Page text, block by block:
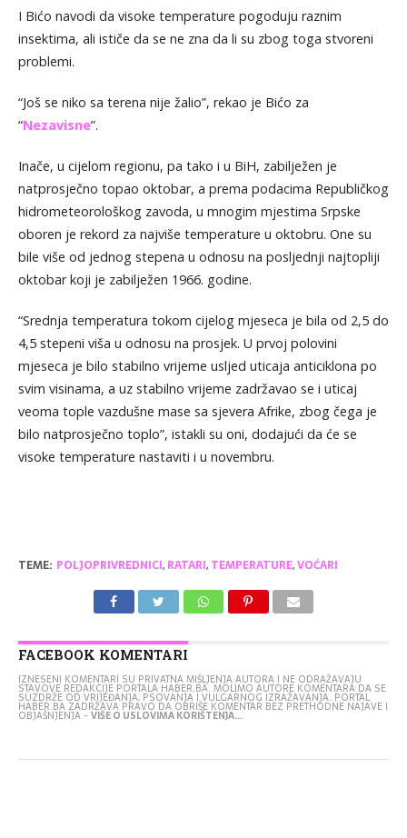
I Bićo navodi da visoke temperature pogoduju raznim
insektima, ali ističe da se ne zna da li su zbog toga stvoreni
problemi.
“Još se niko sa terena nije žalio”, rekao je Bićo za
“Nezavisne”.
Inače, u cijelom regionu, pa tako i u BiH, zabilježen je
natprosječno topao oktobar, a prema podacima Republičkog
hidrometeorološkog zavoda, u mnogim mjestima Srpske
oboren je rekord za najviše temperature u oktobru. One su
bile više od jednog stepena u odnosu na posljednji najtopliji
oktobar koji je zabilježen 1966. godine.
“Srednja temperatura tokom cijelog mjeseca je bila od 2,5 do
4,5 stepeni viša u odnosu na prosjek. U prvoj polovini
mjeseca je bilo stabilno vrijeme usljed uticaja anticiklona po
svim visinama, a uz stabilno vrijeme zadržavao se i uticaj
veoma tople vazdušne mase sa sjevera Afrike, zbog čega je
bilo natprosječno toplo”, istakli su oni, dodajući da će se
visoke temperature nastaviti i u novembru.
TEME: POLJOPRIVREDNICI, RATARI, TEMPERATURE,VOĆARI
FACEBOOK KOMENTARI
IZNESENI KOMENTARI SU PRIVATNA MIŠLJENJA AUTORA I NE ODRAŽAVAJU
STAVOVE REDAKCIJE PORTALA HABER.BA. MOLIMO AUTORE KOMENTARA DA SE
SUZDRŽE OD VRIJEĐANJA, PSOVANJA I VULGARNOG IZRAŽAVANJA. PORTAL
HABER.BA ZADRŽAVA PRAVO DA OBRIŠE KOMENTAR BEZ PRETHODNE NAJAVE I
OBJAŠNJENJA -VIŠE O USLOVIMA KORIŠTENJA...